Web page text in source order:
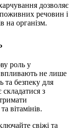
дозволяє
речовин і
на організм.
роль у
впливають не лише
та безпеку для
складатися з
вітамінів.
свіжі та